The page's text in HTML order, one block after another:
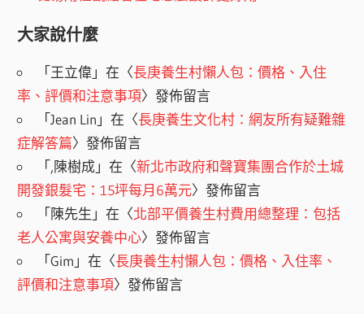
大家說什麼
「王立偉」在〈長庚養生村懶人包：價格、入住
率、評價和注意事項〉發佈留言
「Jean Lin 」在〈長庚養生文化村：網友所有疑難雜
症解答篇〉發佈留言
「,陳樹成」在〈新北市政府和聲寶集團合作於土城
開發銀髮宅：15坪每月6萬元〉發佈留言
「陳先生 」在〈北部平價養生村費用總整理：包括
老人公寓與安養中心〉發佈留言
「Gim 」在〈長庚養生村懶人包：價格、入住率、
評價和注意事項〉發佈留言